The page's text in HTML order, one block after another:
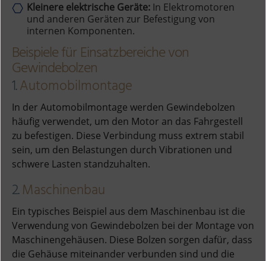
Kleinere elektrische Geräte: In Elektromotoren
und anderen Geräten zur Befestigung von
internen Komponenten.
Beispiele für Einsatzbereiche von
Gewindebolzen
1.Automobilmontage
In der Automobilmontage werden Gewindebolzen
häufig verwendet, um den Motor an das Fahrgestell
zu befestigen. Diese Verbindung muss extrem stabil
sein, um den Belastungen durch Vibrationen und
schwere Lasten standzuhalten.
2.Maschinenbau
Ein typisches Beispiel aus dem Maschinenbau ist die
Verwendung von Gewindebolzen bei der Montage von
Maschinengehäusen. Diese Bolzen sorgen dafür, dass
die Gehäuse miteinander verbunden sind und die